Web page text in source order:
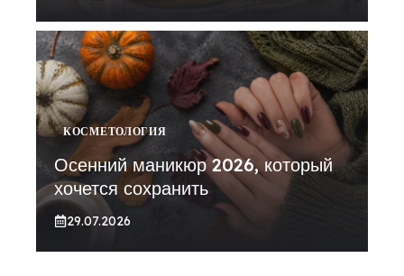
КОСМЕТОЛОГИЯ
Осенний маникюр 2026, который
хочется сохранить
29.07.2026